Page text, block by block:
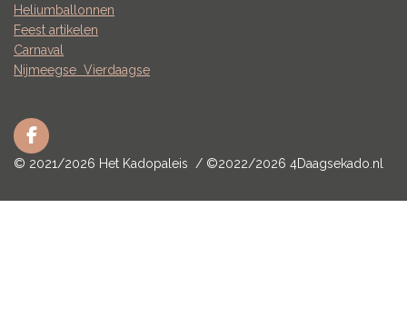
Heliumballonnen
Feest artikelen
Carnaval
Nijmeegse Vierdaagse
F
a
© 2021/2026 Het Kadopaleis / ©2022/2026 4Daagsekado.nl